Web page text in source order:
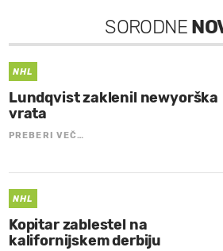
SORODNE
NHL
Lundqvist zaklenil newyorška
vrata
PREBERI VEČ…
NHL
Kopitar zablestel na
kalifornijskem derbiju